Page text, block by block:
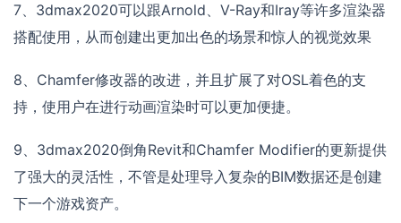
7、3dmax2020可以跟Arnold、V-Ray和Iray等许多渲染器
搭配使用，从而创建出更加出色的场景和惊人的视觉效果
8、Chamfer修改器的改进，并且扩展了对OSL着色的支
持，使用户在进行动画渲染时可以更加便捷。
9、3dmax2020倒角Revit和Chamfer Modifier的更新提供
了强大的灵活性，不管是处理导入复杂的BIM数据还是创建
下一个游戏资产。